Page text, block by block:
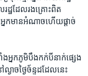
ដ្ឋ​ដែល​រង​គ្រោះ​ពិត​
នក​មាន​អំណាច​ហើយ​ផ្តាច់
ង​អ្នក​ភូមិ​បឹងកក់​បី​នាក់​ផ្សេង​
ាច​ថ្ងៃ​ច័ន្ទ​ដដែល​នេះ​